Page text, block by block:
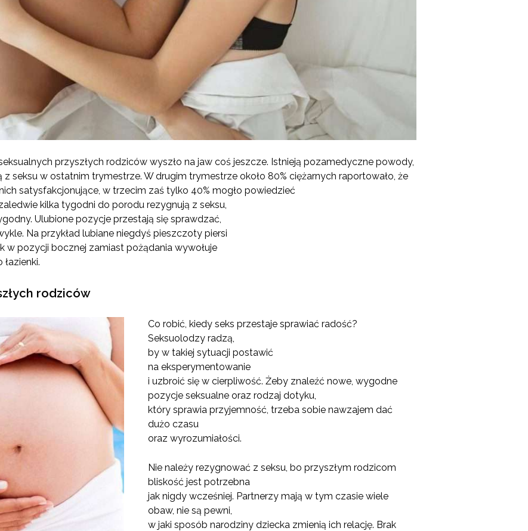
przyszłych rodziców wyszło na jaw coś jeszcze. Istnieją pozamedyczne powody,
seksu w ostatnim trymestrze. W drugim trymestrze około 80% ciężarnych raportowało, że
satysfakcjonujące, w trzecim zaś tylko 40% mogło powiedzieć
kilka tygodni do porodu rezygnują z seksu,
Ulubione pozycje przestają się sprawdzać,
Na przykład lubiane niegdyś pieszczoty piersi
w pozycji bocznej zamiast pożądania wywołuje
rodziców
Co robić, kiedy seks przestaje sprawiać radość?
Seksuolodzy radzą,
by w takiej sytuacji postawić
na eksperymentowanie
i uzbroić się w cierpliwość. Żeby znaleźć nowe, wygodne
pozycje seksualne oraz rodzaj dotyku,
który sprawia przyjemność, trzeba sobie nawzajem dać
dużo czasu
oraz wyrozumiałości.
Nie należy rezygnować z seksu, bo przyszłym rodzicom
bliskość jest potrzebna
jak nigdy wcześniej. Partnerzy mają w tym czasie wiele
obaw, nie są pewni,
w jaki sposób narodziny dziecka zmienią ich relację. Brak